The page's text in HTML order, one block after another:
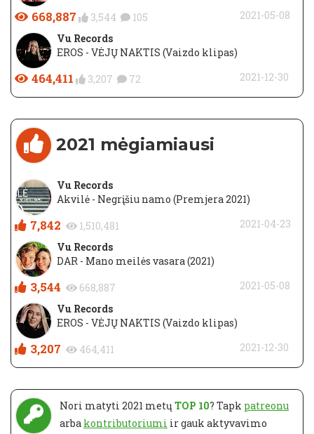
668,887 3,544 105
2021-05-08
Vu Records
EROS - VĖJŲ NAKTIS (Vaizdo klipas)
464,411 3,207 72 2021-12-30
2021 mėgiamiausi
Vu Records
Akvilė - Negrįšiu namo (Premjera 2021)
7,842 1,510,481
2021-04-23
Vu Records
DAR - Mano meilės vasara (2021)
3,544 668,887
2021-05-08
Vu Records
EROS - VĖJŲ NAKTIS (Vaizdo klipas)
3,207 464,411 2021-12-30
Nori matyti 2021 metų TOP 10? Tapk patreonu
arba kontributoriumi ir gauk aktyvavimo